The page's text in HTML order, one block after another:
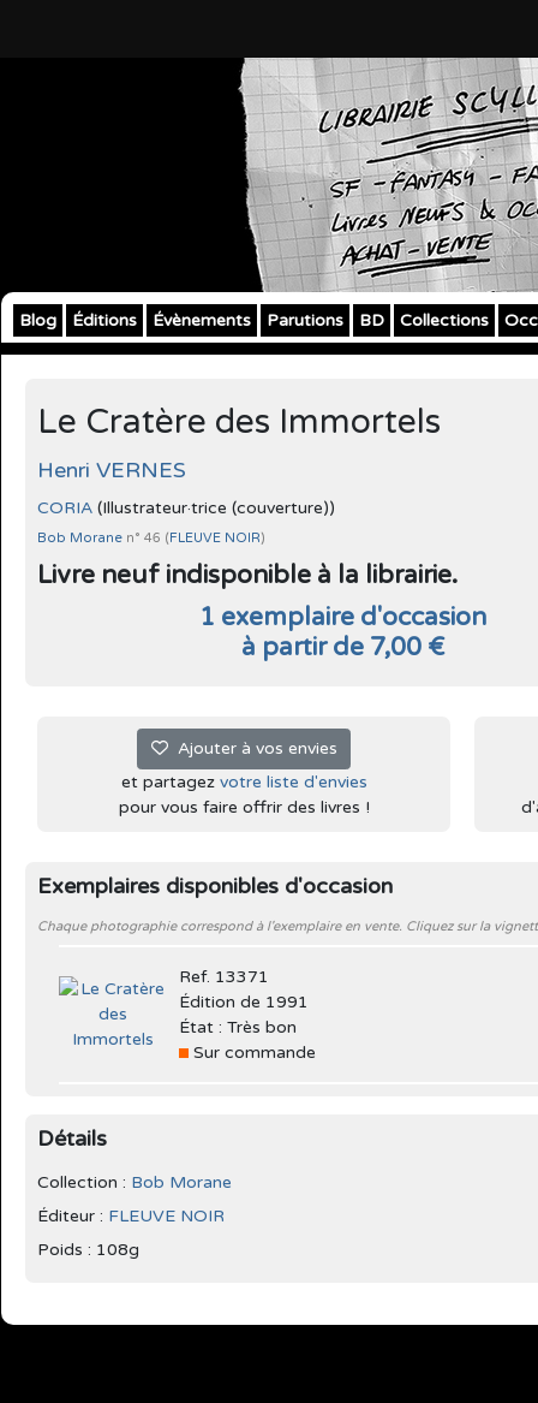
Blog Éditions Évènements Parutions BD Collections
Le Cratère des Immortels
Henri VERNES
CORIA (Illustrateur·trice (couverture))
Bob Morane n° 46 (FLEUVE NOIR)
Livre neuf indisponible à la librairie.
1 exemplaire d'occasion
à partir de 7,00 €
Ajouter à vos envies
et partagez votre liste d'envies
pour vous faire offrir des livres !
Exemplaires disponibles d'occasion
Chaque photographie correspond à l'exemplaire en vente. Cliquez sur la
Ref. 13371
Édition de 1991
État : Très bon
Sur commande
Détails
Collection : Bob Morane
Éditeur : FLEUVE NOIR
Poids : 108g